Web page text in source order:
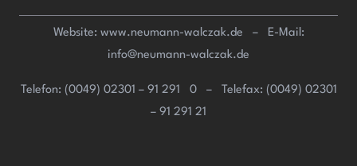
Website: www.neumann-walczak.de – E-Mail:
info@neumann-walczak.de
Telefon: (0049) 02301 – 91 291 0 – Telefax: (0049) 02301
– 91 291 21